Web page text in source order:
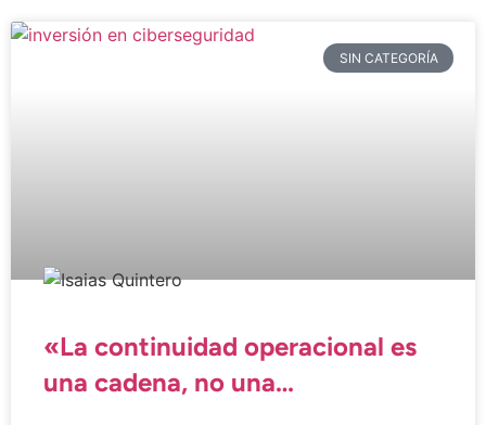
SIN CATEGORÍA
«La continuidad operacional es
una cadena, no una